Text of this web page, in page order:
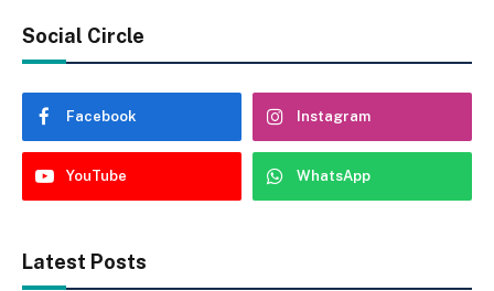
Social Circle
Facebook Instagram
YouTube WhatsApp
Latest Posts